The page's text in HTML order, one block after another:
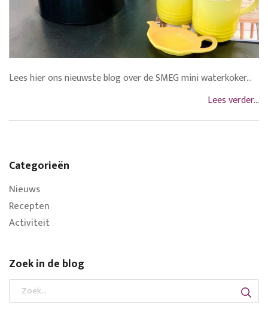
Lees hier ons nieuwste blog over de SMEG mini waterkoker...
Lees verder...
Categorieën
Nieuws
Recepten
Activiteit
Zoek in de blog